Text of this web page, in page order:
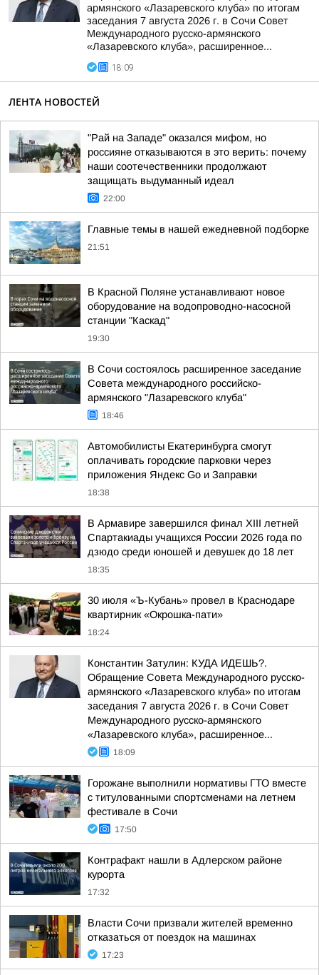
армянского «Лазаревского клуба» по итогам
заседания 7 августа 2026 г. в Сочи Совет
Международного русско-армянского
«Лазаревского клуба», расширенное...
18:09
ЛЕНТА НОВОСТЕЙ
"Рай на Западе" оказался мифом, но
россияне отказываются в это верить: почему
наши соотечественники продолжают
защищать выдуманный идеал
22:00
Главные темы в нашей ежедневной подборке
21:51
В Красной Поляне устанавливают новое
оборудование на водопроводно-насосной
станции "Каскад"
19:30
В Сочи состоялось расширенное заседание
Совета международного российско-
армянского "Лазаревского клуба"
18:46
Автомобилисты Екатеринбурга смогут
оплачивать городские парковки через
приложения Яндекс Go и Заправки
18:38
В Армавире завершился финал XIII летней
Спартакиады учащихся России 2026 года по
дзюдо среди юношей и девушек до 18 лет
18:35
30 июля «Ъ-Кубань» провел в Краснодаре
квартирник «Окрошка-пати»
18:24
Константин Затулин: КУДА ИДЕШЬ?.
Обращение Совета Международного русско-
армянского «Лазаревского клуба» по итогам
заседания 7 августа 2026 г. в Сочи Совет
Международного русско-армянского
«Лазаревского клуба», расширенное...
18:09
Горожане выполнили нормативы ГТО вместе
с титулованными спортсменами на летнем
фестивале в Сочи
17:50
Контрафакт нашли в Адлерском районе
курорта
17:32
Власти Сочи призвали жителей временно
отказаться от поездок на машинах
17:23